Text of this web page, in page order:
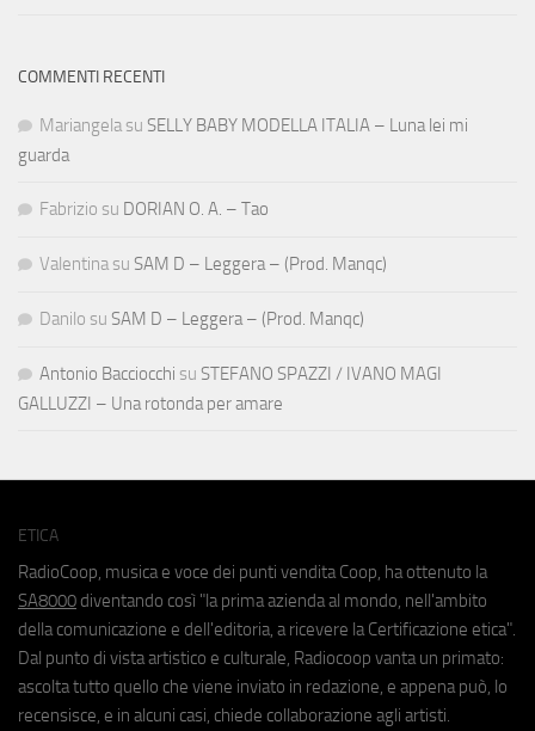
COMMENTI RECENTI
Mariangela su SELLY BABY MODELLA ITALIA – Luna lei mi
guarda
Fabrizio su DORIAN O. A. – Tao
Valentina su SAM D – Leggera – (Prod. Manqc)
Danilo su SAM D – Leggera – (Prod. Manqc)
Antonio Bacciocchi su STEFANO SPAZZI / IVANO MAGI
GALLUZZI – Una rotonda per amare
ETICA
RadioCoop, musica e voce dei punti vendita Coop, ha ottenuto la
SA8000 diventando così "la prima azienda al mondo, nell'ambito
della comunicazione e dell'editoria, a ricevere la Certificazione etica".
Dal punto di vista artistico e culturale, Radiocoop vanta un primato:
ascolta tutto quello che viene inviato in redazione, e appena può, lo
recensisce, e in alcuni casi, chiede collaborazione agli artisti.